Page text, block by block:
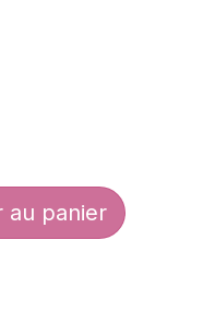
au panier